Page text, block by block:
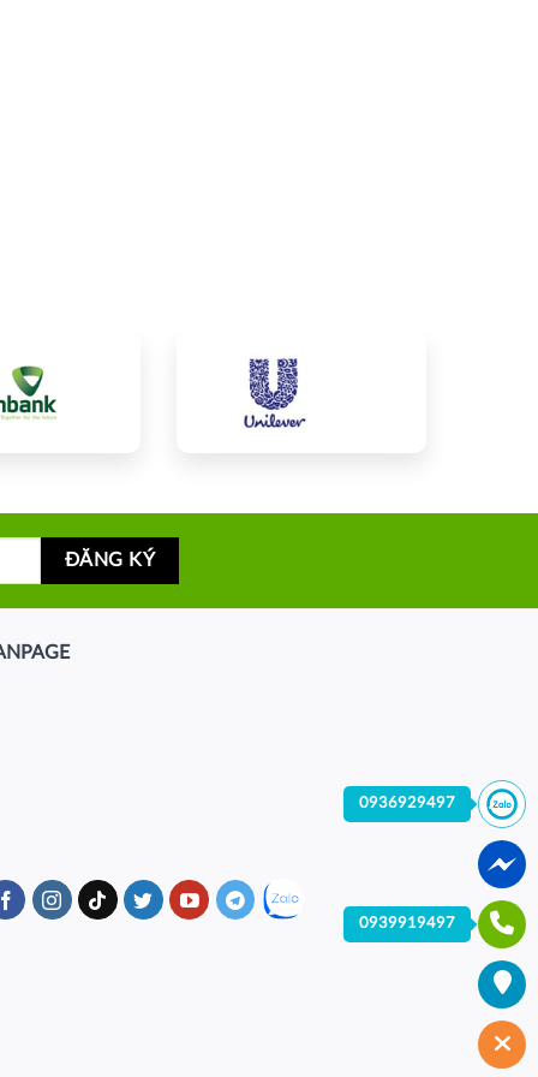
0936929497
0939919497